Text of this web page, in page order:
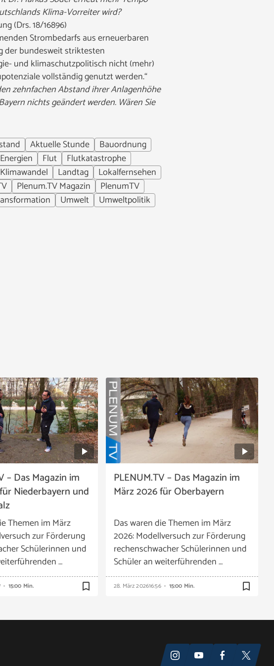
Klima-Vorreiter wird?
(Drs. 18/16896)
Strombedarfs aus erneuerbaren
der bundesweit striktesten
und klimaschutzpolitisch nicht (mehr)
vollständig genutzt werden.“
zehnfachen Abstand ihrer Anlagenhöhe
nichts geändert werden. Wären Sie
Aktuelle Stunde
Bauordnung
Flut
Flutkatastrophe
Klimawandel Landtag
Lokalfernsehen
Plenum.TV Magazin
PlenumTV
Umwelt
Umweltpolitik
– Das Magazin im
Niederbayern und
Themen im März
zur Förderung
Schülerinnen und
…
15:00 Min. bookmark_border
PLENUM.TV – Das Magazin im
März 2026 für Oberbayern
Das waren die Themen im März
2026: Modellversuch zur Förderung
rechenschwacher Schülerinnen und
Schüler an weiterführenden …
28. März 202616:56 15:00 Min. bookmark_border